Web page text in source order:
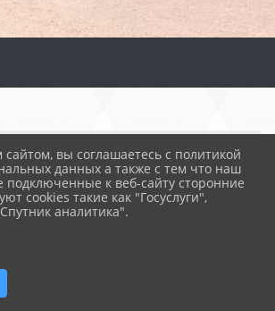
Абитуриентам
по ...
ПРИЕМА ПО ПРОГРАММАМ СПО
за счет бюджетных ассигнований
вы соглашаетесь с политикой
данных а также с тем что наш
подключенные к веб-сайту сторонние
cookies такие как "Госуслуги",
аналитика".